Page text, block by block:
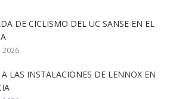
DE CICLISMO DEL UC SANSE EN EL
2026
LAS INSTALACIONES DE LENNOX EN